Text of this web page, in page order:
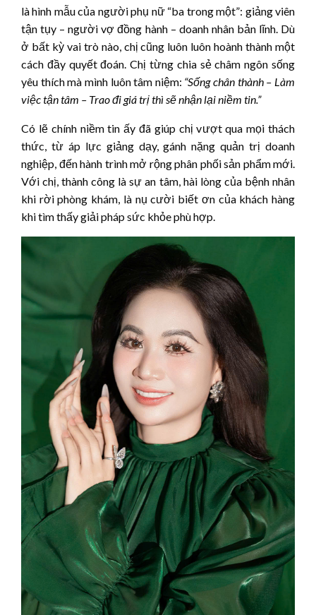
là hình mẫu của người phụ nữ “ba trong một”: giảng viên
tận tụy – người vợ đồng hành – doanh nhân bản lĩnh. Dù
ở bất kỳ vai trò nào, chị cũng luôn luôn hoành thành một
cách đầy quyết đoán. Chị từng chia sẻ châm ngôn sống
yêu thích mà mình luôn tâm niệm: “Sống chân thành – Làm
việc tận tâm – Trao đi giá trị thì sẽ nhận lại niềm tin.”
Có lẽ chính niềm tin ấy đã giúp chị vượt qua mọi thách
thức, từ áp lực giảng dạy, gánh nặng quản trị doanh
nghiệp, đến hành trình mở rộng phân phối sản phẩm mới.
Với chị, thành công là sự an tâm, hài lòng của bệnh nhân
khi rời phòng khám, là nụ cười biết ơn của khách hàng
khi tìm thấy giải pháp sức khỏe phù hợp.